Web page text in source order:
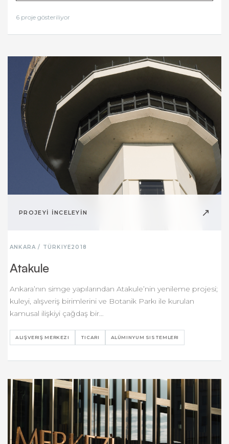
6 proje gösteriliyor
PROJEYİ İNCELEYİN ↗
ANKARA / TÜRKIYE2018
Atakule
Ankara’nın simge yapılarından Atakule’nin yenileme projesi;
kuleyi, alışveriş birimlerini ve Botanik Parkı ile kurulan
kamusal ilişkiyi çağdaş bir…
ALIŞVERIŞ MERKEZI TICARI ALÜMINYUM SISTEMLERI